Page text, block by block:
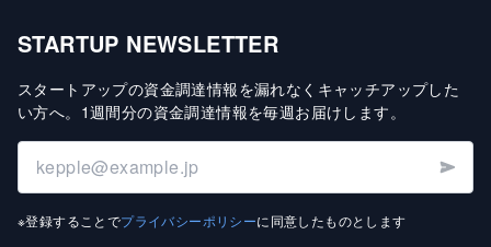
STARTUP NEWSLETTER
スタートアップの資金調達情報を漏れなくキャッチアップした
い方へ。 1週間分の資金調達情報を毎週お届けします。
※登録することでプライバシーポリシーに同意したものとします